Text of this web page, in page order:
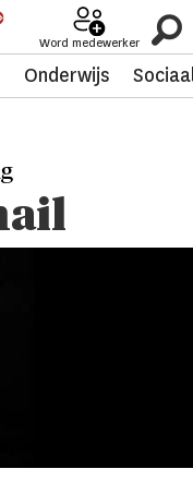
Word medewerker
Onderwijs